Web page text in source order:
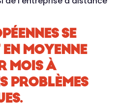
SE
MOYENNE
MOIS À
PROBLÈMES